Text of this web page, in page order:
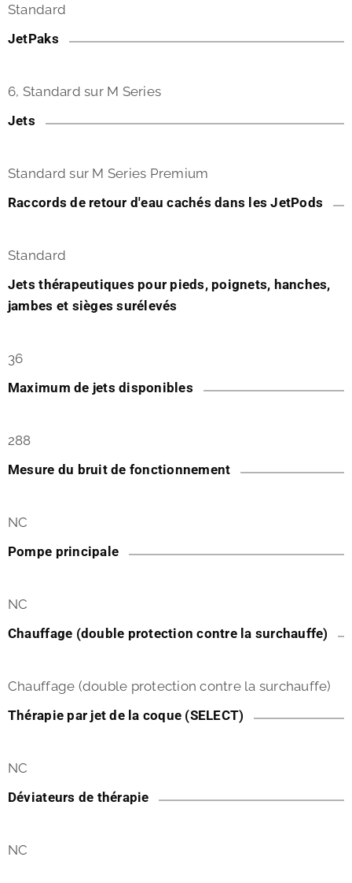
Standard
JetPaks
6, Standard sur M Series
Jets
Standard sur M Series Premium
Raccords de retour d'eau cachés dans les JetPods
Standard
Jets thérapeutiques pour pieds, poignets, hanches,
jambes et sièges surélevés
36
Maximum de jets disponibles
288
Mesure du bruit de fonctionnement
NC
Pompe principale
NC
Chauffage (double protection contre la surchauffe)
Chauffage (double protection contre la surchauffe)
Thérapie par jet de la coque (SELECT)
NC
Déviateurs de thérapie
NC